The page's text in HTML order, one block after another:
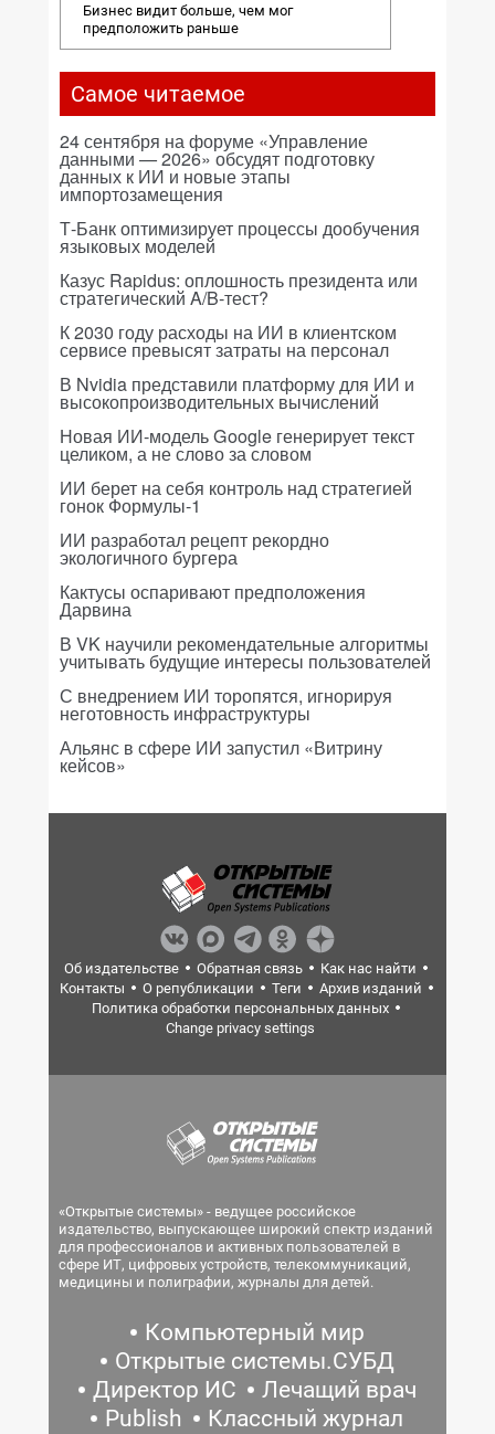
Бизнес видит больше, чем мог
предположить раньше
Самое читаемое
24 сентября на форуме «Управление
данными — 2026» обсудят подготовку
данных к ИИ и новые этапы
импортозамещения
Т-Банк оптимизирует процессы дообучения
языковых моделей
Казус Rapidus: оплошность президента или
стратегический A/B-тест?
К 2030 году расходы на ИИ в клиентском
сервисе превысят затраты на персонал
В Nvidia представили платформу для ИИ и
высокопроизводительных вычислений
Новая ИИ-модель Google генерирует текст
целиком, а не слово за словом
ИИ берет на себя контроль над стратегией
гонок Формулы-1
ИИ разработал рецепт рекордно
экологичного бургера
Кактусы оспаривают предположения
Дарвина
В VK научили рекомендательные алгоритмы
учитывать будущие интересы пользователей
С внедрением ИИ торопятся, игнорируя
неготовность инфраструктуры
Альянс в сфере ИИ запустил «Витрину
кейсов»
Об издательстве Обратная связь
Как нас найти
Контакты
О републикации Теги
Архив изданий
Политика обработки персональных данных
Change privacy settings
«Открытые системы» - ведущее российское
издательство, выпускающее широкий спектр изданий
для профессионалов и активных пользователей в
сфере ИТ, цифровых устройств, телекоммуникаций,
медицины и полиграфии, журналы для детей.
Компьютерный мир
Открытые системы.СУБД
Директор ИС
Лечащий врач
Publish
Классный журнал